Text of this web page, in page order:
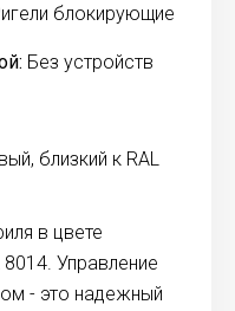
блокирующие
Без устройств
близкий к RAL
в цвете
Управление
- это надежный